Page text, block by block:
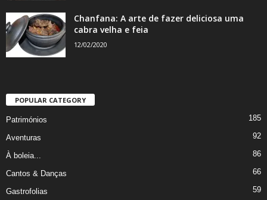
Chanfana: A arte de fazer deliciosa uma
cabra velha e feia
12/02/2020
POPULAR CATEGORY
Patrimónios 185
Aventuras 92
À boleia... 86
Cantos & Danças 66
Gastrofolias 59